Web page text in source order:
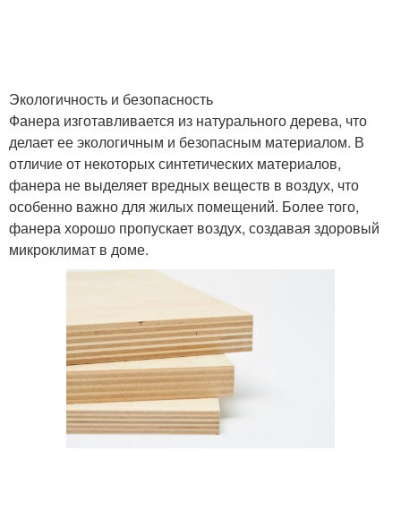
Экологичность и безопасность
Фанера изготавливается из натурального дерева, что
делает ее экологичным и безопасным материалом. В
отличие от некоторых синтетических материалов,
фанера не выделяет вредных веществ в воздух, что
особенно важно для жилых помещений. Более того,
фанера хорошо пропускает воздух, создавая здоровый
микроклимат в доме.